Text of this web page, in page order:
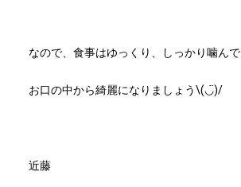
なので、食事はゆっくり、しっかり噛んで
お口の中から綺麗になりましょう\(◡̈)/
近藤